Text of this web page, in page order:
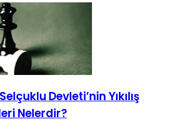
Devleti’nin Yıkılış
Nelerdir?